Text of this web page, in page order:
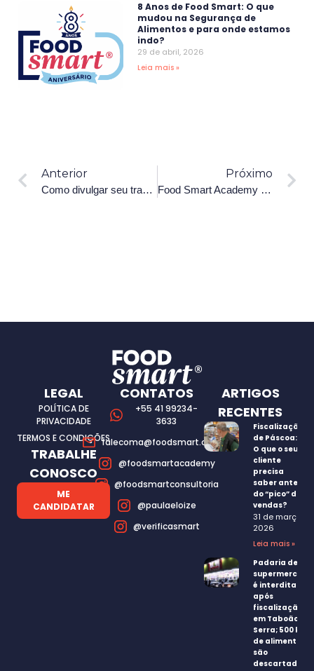
8 Anos de Food Smart: O que
mudou na Segurança de
Alimentos e para onde estamos
indo?
29 de abril, 2026
Leia mais »
Anterior
Como divulgar seu trabalho como RT sem parecer amador e sem infringir regras éticas
Próximo
Food Smart Academy x Pós-Graduação: as diferenças e como cada uma fortalece sua carreira
LEGAL
POLÍTICA DE
PRIVACIDADE
TERMOS E CONDIÇÕES
TRABALHE
CONOSCO
ME
CANDIDATAR
CONTATOS
+55 41 99234-
3633
falecoma@foodsmart.com.br
@foodsmartacademy
@foodsmartconsultoria
@paulaeloize
@verificasmart
ARTIGOS
RECENTES
Fiscalização
de Páscoa:
O que o seu
cliente
precisa
saber antes
do “pico” de
vendas?
31 de março,
2026
Leia mais »
Padaria de
supermercado
é interditada
após
fiscalização
em Taboão da
Serra; 500 kg
de alimentos
são
descartados